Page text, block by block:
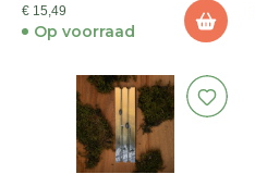
€ 15,49
Op voorraad